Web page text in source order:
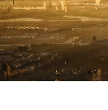
Zum
Inhalt
springen